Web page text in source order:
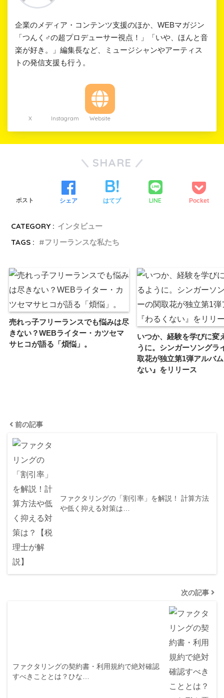
企業のメディア・コンテンツ支援のほか、WEBマガジン
「つんく♂の超プロデューサー視点！」「いや、ほんと音
楽が好き。」編集長など、ミュージシャンやアーティス
トの発信支援も行う。
Twitter Instagram Website
SHARE
ツイート シェア はてブ LINE Pocket
CATEGORY : インタビュー
TAGS :
フリーランスな私たち
売れっ子フリーランスでも悩みは尽
きない？WEBライター・カツセマ
サヒコが語る「煩悩」。
いつか、経験を学びに変
うに。シンガーソングラ
取花が独立第1弾アルバ
ない』をリリース
前の記事
ファクタリングの「割引率」を解説！ 計算方法
や低く抑える対策は…
次の記事
ファクタリングの契約書・利用規約で絶対確認
すべきこととは？ひな…